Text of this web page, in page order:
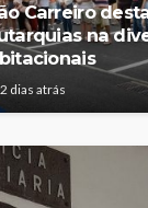
Carreiro
na
2 dias atrás